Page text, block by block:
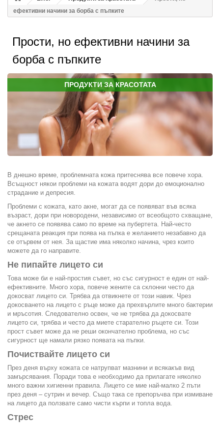
ефективни начини за борба с пъпките
Прости, но ефективни начини за
борба с пъпките
ПРОДУКТИ ЗА КРАСОТАТА
В днешно време, проблемната кожа притеснява все повече хора.
Всъщност някои проблеми на кожата водят дори до емоционално
страдание и депресия.
Проблеми с кожата, като акне, могат да се появяват във всяка
възраст, дори при новородени, независимо от всеобщото схващане,
че акнето се появява само по време на пубертета. Най-често
срещаната реакция при поява на пъпка е желанието незабавно да
се отървем от нея. За щастие има няколко начина, чрез които
можете да го направите.
Не пипайте лицето си
Това може би е най-простия съвет, но със сигурност е един от най-
ефективните. Много хора, повече жените са склонни често да
докосват лицето си. Трябва да отвикнете от този навик. Чрез
докосването на лицето с ръце може да прехвърлите много бактерии
и мръсотия. Следователно освен, че не трябва да докосвате
лицето си, трябва и често да миете старателно ръцете си. Този
прост съвет може да не реши окончателно проблема, но със
сигурност ще намали рязко появата на пъпки.
Почиствайте лицето си
През деня върху кожата се натрупват мазнини и всякакъв вид
замърсявания. Поради това е необходимо да прилагате няколко
много важни хигиенни правила. Лицето се мие най-малко 2 пъти
през деня – сутрин и вечер. Също така се препоръчва при измиване
на лицето да ползвате само чисти кърпи и топла вода.
Стрес